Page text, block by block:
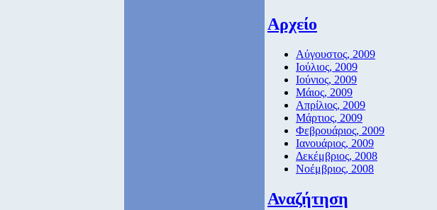
Αρχείο
Αύγουστος, 2009
Ιούλιος, 2009
Ιούνιος, 2009
Μάιος, 2009
Απρίλιος, 2009
Μάρτιος, 2009
Φεβρουάριος, 2009
Ιανουάριος, 2009
Δεκέμβριος, 2008
Νοέμβριος, 2008
Αναζήτηση